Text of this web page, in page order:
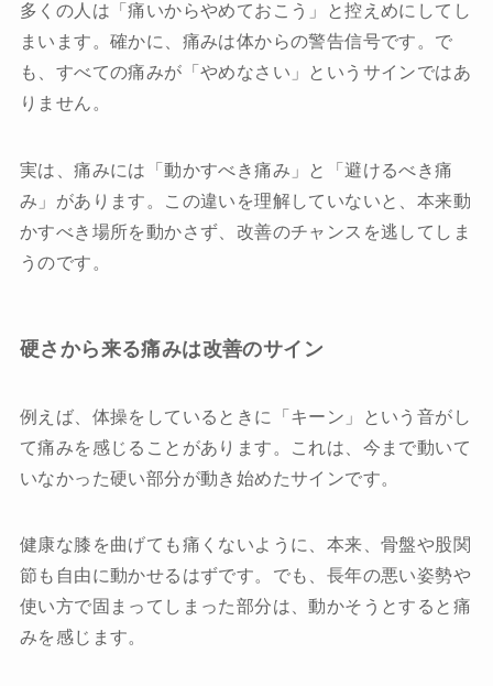
多くの人は「痛いからやめておこう」と控えめにしてし
まいます。確かに、痛みは体からの警告信号です。で
も、すべての痛みが「やめなさい」というサインではあ
りません。
実は、痛みには「動かすべき痛み」と「避けるべき痛
み」があります。この違いを理解していないと、本来動
かすべき場所を動かさず、改善のチャンスを逃してしま
うのです。
硬さから来る痛みは改善のサイン
例えば、体操をしているときに「キーン」という音がし
て痛みを感じることがあります。これは、今まで動いて
いなかった硬い部分が動き始めたサインです。
健康な膝を曲げても痛くないように、本来、骨盤や股関
節も自由に動かせるはずです。でも、長年の悪い姿勢や
使い方で固まってしまった部分は、動かそうとすると痛
みを感じます。